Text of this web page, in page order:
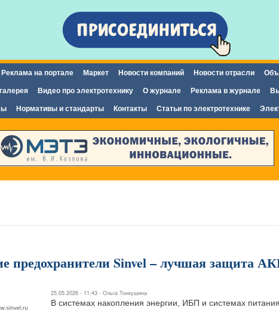
содержанию
Реклама на портале Маркет Новости компаний Новости отрасли
Видео про электротехнику О журнале Реклама в журнале
Нормативы и стандарты Контакты Статьи по электротехнике
предохранители Sinvel – лучшая защита
25.05.2026 - 11:43 - Ольга Тонкушина
В системах накопления энергии, ИБП и системах